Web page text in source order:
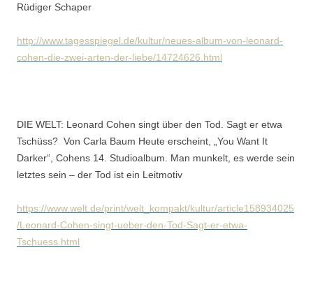
Rüdiger Schaper
http://www.tagesspiegel.de/kultur/neues-album-von-leonard-
cohen-die-zwei-arten-der-liebe/14724626.html
DIE WELT: Leonard Cohen singt über den Tod. Sagt er etwa
Tschüss? Von Carla Baum Heute erscheint, „You Want It
Darker“, Cohens 14. Studioalbum. Man munkelt, es werde sein
letztes sein – der Tod ist ein Leitmotiv
https://www.welt.de/print/welt_kompakt/kultur/article158934025
/Leonard-Cohen-singt-ueber-den-Tod-Sagt-er-etwa-
Tschuess.html